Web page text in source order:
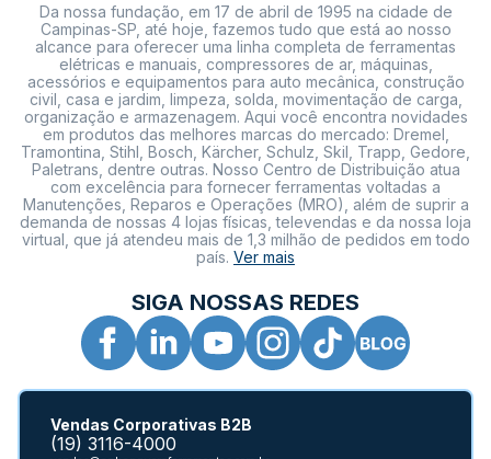
Da nossa fundação, em 17 de abril de 1995 na cidade de
Campinas-SP, até hoje, fazemos tudo que está ao nosso
alcance para oferecer uma linha completa de ferramentas
elétricas e manuais, compressores de ar, máquinas,
acessórios e equipamentos para auto mecânica, construção
civil, casa e jardim, limpeza, solda, movimentação de carga,
organização e armazenagem. Aqui você encontra novidades
em produtos das melhores marcas do mercado: Dremel,
Tramontina, Stihl, Bosch, Kärcher, Schulz, Skil, Trapp, Gedore,
Paletrans, dentre outras. Nosso Centro de Distribuição atua
com excelência para fornecer ferramentas voltadas a
Manutenções, Reparos e Operações (MRO), além de suprir a
demanda de nossas 4 lojas físicas, televendas e da nossa loja
virtual, que já atendeu mais de 1,3 milhão de pedidos em todo
país. Ver mais
SIGA NOSSAS REDES
Vendas Corporativas B2B
(19) 3116-4000